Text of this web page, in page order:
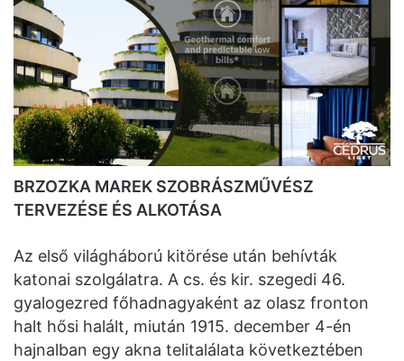
BRZOZKA MAREK SZOBRÁSZMŰVÉSZ
TERVEZÉSE ÉS ALKOTÁSA
Az első világháború kitörése után behívták
katonai szolgálatra. A cs. és kir. szegedi 46.
gyalogezred főhadnagyaként az olasz fronton
halt hősi halált, miután 1915. december 4-én
hajnalban egy akna telitalálata következtében